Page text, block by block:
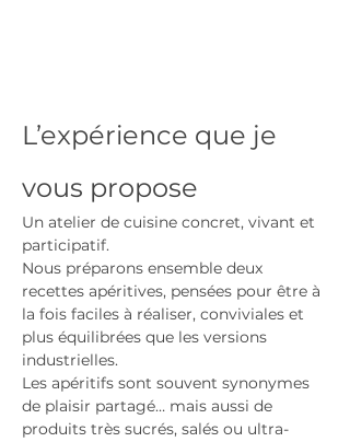
L’expérience que je
vous propose
Un atelier de cuisine concret, vivant et
participatif.
Nous préparons ensemble deux
recettes apéritives, pensées pour être à
la fois faciles à réaliser, conviviales et
plus équilibrées que les versions
industrielles.
Les apéritifs sont souvent synonymes
de plaisir partagé… mais aussi de
produits très sucrés, salés ou ultra-